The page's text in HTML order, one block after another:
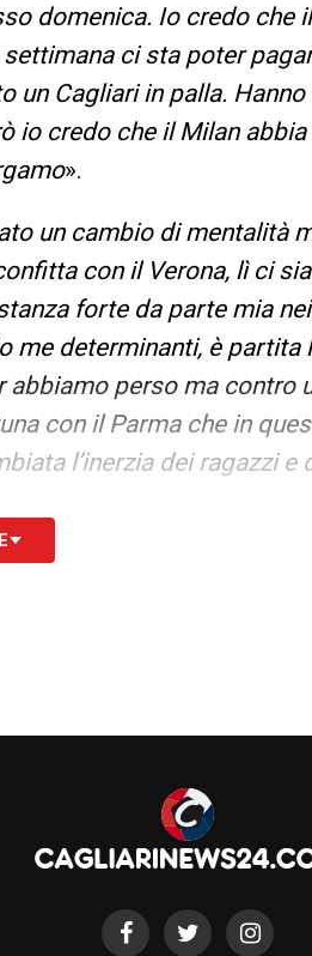
domenica. Io credo che
ci sta poter
un Cagliari in palla.
io credo che il Milan
».
un cambio di mentalità
con il Verona, lì ci
forte da parte mia
me determinanti, è partita
abbiamo perso ma contro
con il Parma che in
l’inerzia dei ragazzi e
che i cognomi non
del direttore
giocatori abbiamo
già per retrocessi».
l’accordo ma come è